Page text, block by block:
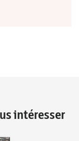
intéresser